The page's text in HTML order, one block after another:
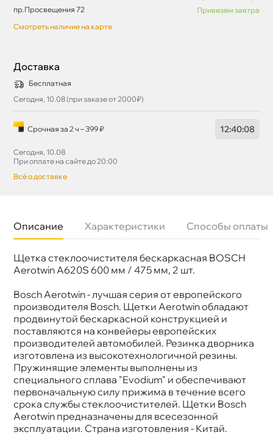
пр.Просвещения 72
Привезем завтра
Смотреть наличие на карте
Доставка
Бесплатная
Сегодня, 10.08 (при заказе от 2000₽)
Срочная за 2 ч – 399 ₽ 12:40:07
Сегодня, 10.08
При оплате на сайте до 20:00
сё о доставке
Описание Характеристики Способы оплаты
Щетка стеклоочистителя бескаркасная BOSCH
Aerotwin A620S 600 мм / 475 мм, 2 шт.
Bosch Aerotwin - лучшая серия от европейского
производителя Bosch. Щетки Aerotwin обладают
продвинутой бескаркасной конструкцией и
поставляются на конвейеры европейских
производителей автомобилей. Резинка дворника
изготовлена из высокотехнологичной резины.
Пружинящие элементы выполнены из
специального сплава "Evodium" и обеспечивают
первоначальную силу прижима в течение всего
срока службы стеклоочистителей. Щетки Bosch
Aerotwin предназначены для всесезонной
эксплуатации. Страна изготовления - Китай.
Бренд
BOSCH
Артикул
3 397 007 620
Длина 1, мм
600
Конструкция
Бескаркасная
Крепление
Push Button 16mm